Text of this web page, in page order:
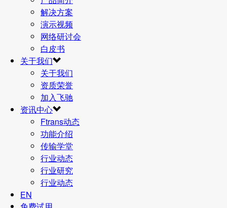
解决方案
演示视频
网络研讨会
白皮书
关于我们
关于我们
资质荣誉
加入飞驰
资讯中心
Ftrans动态
功能介绍
传输学堂
行业动态
行业研究
行业动态
EN